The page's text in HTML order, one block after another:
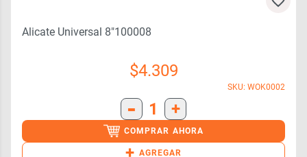
Alicate Universal 8″100008
$4.309
SKU: WOK0002
- 1 +
COMPRAR AHORA
+ AGREGAR